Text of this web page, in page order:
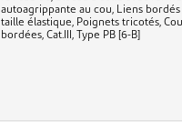
autoagrippante au cou, Liens
taille élastique, Poignets tricotés,
bordées, Cat.III, Type PB [6-B]